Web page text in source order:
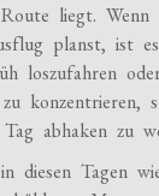
liegt. Wenn
planst, ist
loszufahren
konzentrieren,
abhaken zu
diesen Tagen